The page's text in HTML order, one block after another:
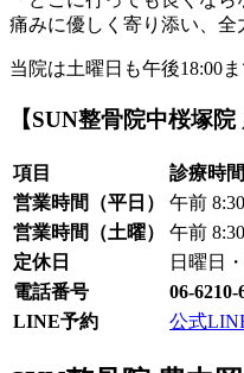
痛みに優しく寄り添い、全
当院は土曜日も午後18:00
【SUN整骨院中桜塚院
項目
診療時
営業時間（平日）
午前
営業時間（土曜）
午前
定休日
日曜日
電話番号
06-6210-
LINE予約
公式